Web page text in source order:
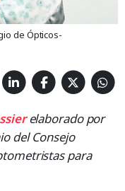
de Ópticos-
elaborado por
del Consejo
para